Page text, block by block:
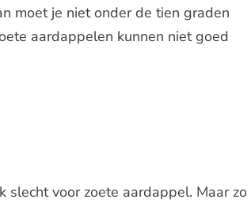
moet je niet onder de tien graden
aardappelen kunnen niet goed
slecht voor zoete aardappel. Maar zo